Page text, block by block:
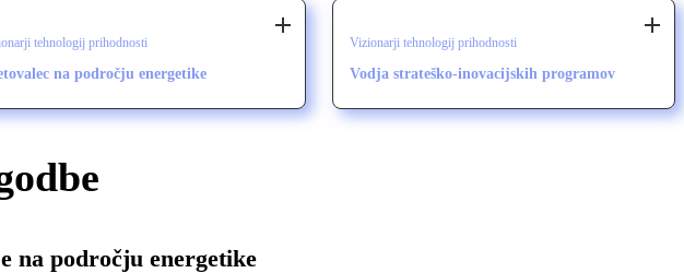
tehnologij prihodnosti
na področju energetike
Vizionarji tehnologij prihodnosti
Vodja strateško‑inovacijskih programov
na področju energetike